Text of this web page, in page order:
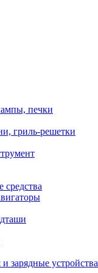
печки
гриль-решетки
зарядные устройства